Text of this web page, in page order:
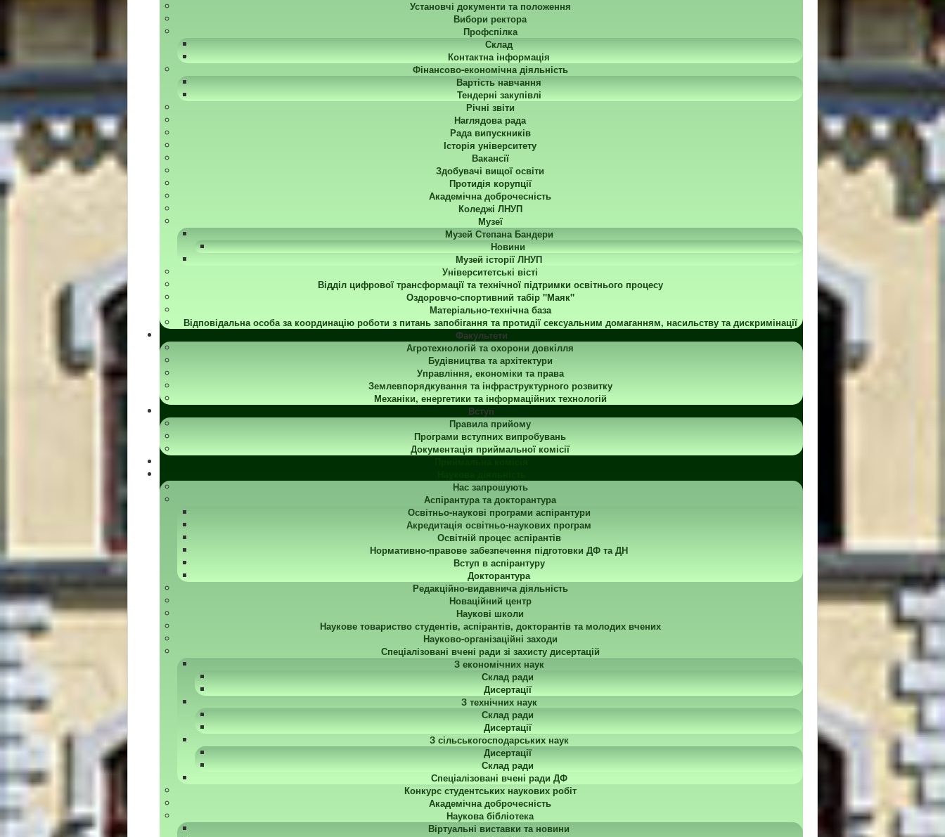
Установчі документи та положення
Вибори ректора
Профспілка
Склад
Контактна інформація
Фінансово-економічна діяльність
Вартість навчання
Тендерні закупівлі
Річні звіти
Наглядова рада
Рада випускників
Історія університету
Вакансії
Здобувачі вищої освіти
Протидія корупції
Академічна доброчесність
Коледжі ЛНУП
Музеї
Музей Степана Бандери
Новини
Музей історії ЛНУП
Університетські вісті
Відділ цифрової трансформації та технічної підтримки освітнього процесу
Оздоровчо-спортивний табір "Маяк"
Матеріально-технічна база
Відповідальна особа за координацію роботи з питань запобігання та протидії сексуальним домаганням, насильству та дискримінації
Факультети
Агротехнологій та охорони довкілля
Будівництва та архітектури
Управління, економіки та права
Землевпорядкування та інфраструктурного розвитку
Механіки, енергетики та інформаційних технологій
Вступ
Правила прийому
Програми вступних випробувань
Документація приймальної комісії
Нас запрошують
Аспірантура та докторантура
Освітньо-наукові програми аспірантури
Акредитація освітньо-наукових програм
Освітній процес аспірантів
Нормативно-правове забезпечення підготовки ДФ та ДН
Вступ в аспірантуру
Докторантура
Редакційно-видавнича діяльність
Новаційний центр
Наукові школи
Наукове товариство студентів, аспірантів, докторантів та молодих вчених
Науково-організаційні заходи
Спеціалізовані вчені ради зі захисту дисертацій
З економічних наук
Склад ради
Дисертації
З технічних наук
Склад ради
Дисертації
З сільськогосподарських наук
Дисертації
Склад ради
Спеціалізовані вчені ради ДФ
Конкурс студентських наукових робіт
Академічна доброчесність
Наукова бібліотека
Віртуальні виставки та новини